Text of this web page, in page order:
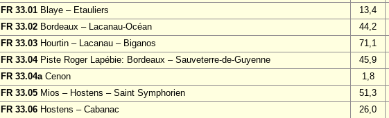
FR 33.01 Blaye – Etauliers 13,4
FR 33.02 Bordeaux – Lacanau-Océan 44,2
FR 33.03 Hourtin – Lacanau – Biganos 71,1
FR 33.04Piste Roger Lapébie: Bordeaux – Sauveterre-de-Guyenne 45,9
FR 33.04aCenon 1,8
FR 33.05 Mios – Hostens – Saint Symphorien 51,3
FR 33.06 Hostens – Cabanac 26,0